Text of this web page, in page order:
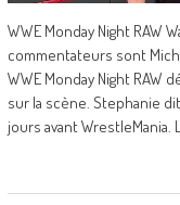
WWE Monday Night RAW
commentateurs sont
WWE Monday Night RAW
sur la scène. Stephanie
jours avant WrestleMania.